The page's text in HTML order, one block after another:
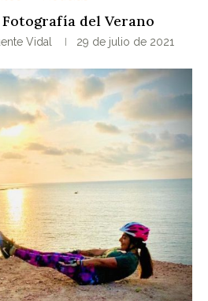
del Verano
Vidal 29 de julio de 2021